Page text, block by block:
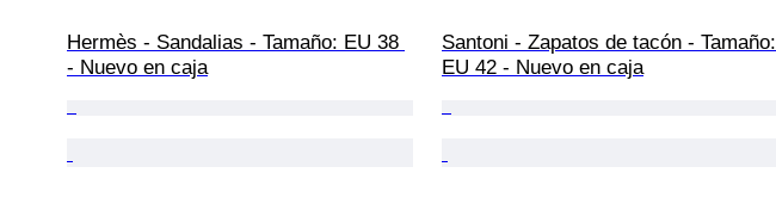
Hermès - Sandalias - Tamaño: EU 38
- Nuevo en caja
Santoni - Zapatos de tacón - Tamaño:
EU 42 - Nuevo en caja